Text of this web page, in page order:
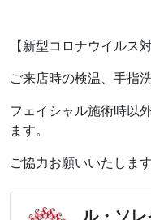
【新型コロナウイルス対
ご来店時の検温、手指
フェイシャル施術時以
ます。
ご協力お願いいたします